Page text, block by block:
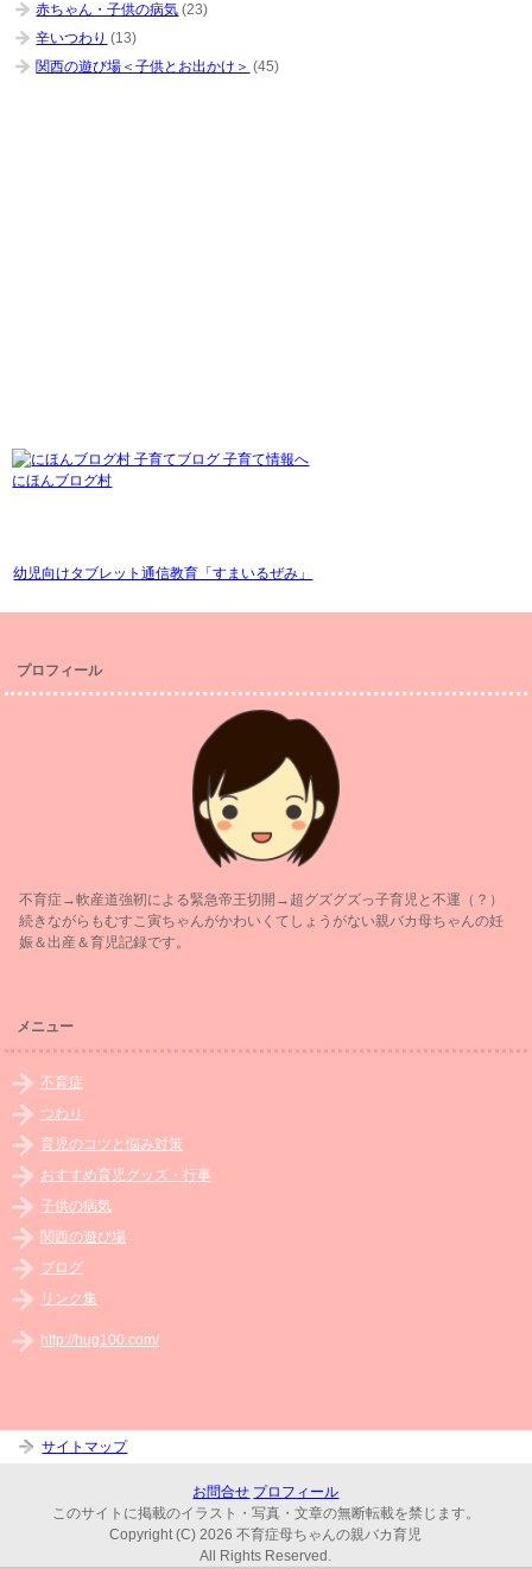
赤ちゃん・子供の病気 (23)
辛いつわり (13)
関西の遊び場＜子供とお出かけ＞ (45)
にほんブログ村
幼児向けタブレット通信教育「すまいるぜみ」
プロフィール
不育症→軟産道強靭による緊急帝王切開→超グズグズっ子育児と不運（？）
続きながらもむすこ寅ちゃんがかわいくてしょうがない親バカ母ちゃんの妊
娠＆出産＆育児記録です。
メニュー
不育症
つわり
育児のコツと悩み対策
おすすめ育児グッズ・行事
子供の病気
関西の遊び場
ブログ
リンク集
http://hug100.com/
サイトマップ
お問合せ プロフィール
このサイトに掲載のイラスト・写真・文章の無断転載を禁じます。
Copyright (C) 2026 不育症母ちゃんの親バカ育児
All Rights Reserved.